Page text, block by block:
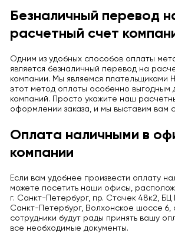
Безналичный перевод
расчетный счет
Одним из удобных способов оплаты
является безналичный перевод на
компании. Мы являемся плательщиками
этот метод оплаты особенно выгодным
компаний. Просто укажите наш
оформлении заказа, и мы выставим вам
Оплата наличными в
компании
Если вам удобнее произвести оплату
можете посетить наши офисы,
г. Санкт-Петербург, пр. Стачек 48к2, БЦ
Санкт-Петербург, Волхонское шоссе 6,
сотрудники будут рады принять вашу
все необходимые документы.